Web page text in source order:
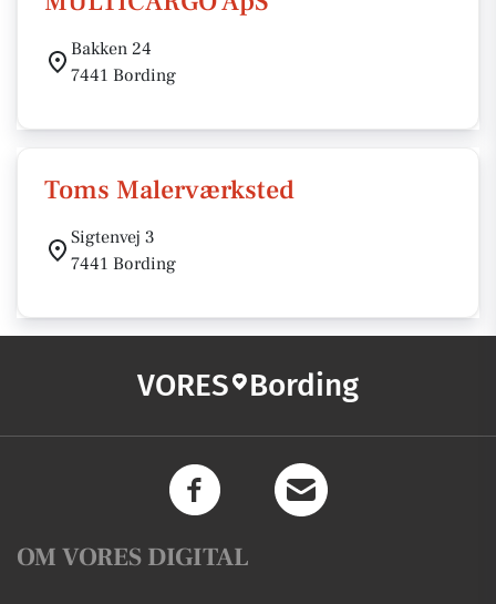
Bakken 24
7441 Bording
Toms Malerværksted
Sigtenvej 3
7441 Bording
VORES Bording
OM VORES DIGITAL